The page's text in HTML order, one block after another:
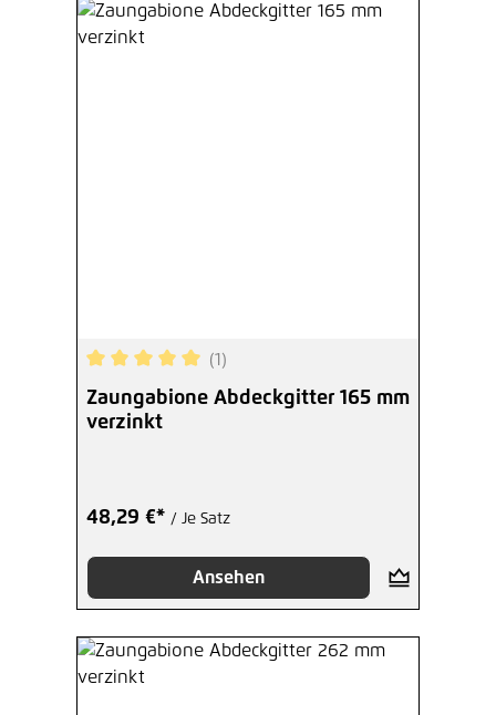
Durchschnittliche Bewertung von 5 von 5
(1)
Zaungabione Abdeckgitter 165 mm
verzinkt
48,29 €* / Je Satz
Ansehen